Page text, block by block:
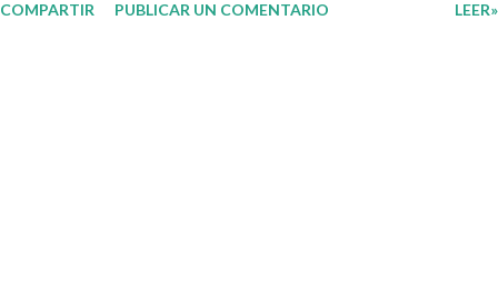
su interés con el material que les compartimos para que así, mediante
COMPARTIR PUBLICAR UN COMENTARIO LEER»